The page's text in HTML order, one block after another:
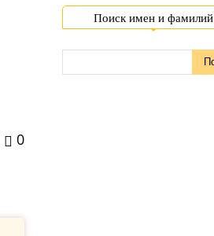
0
Поиск имен и фамилий